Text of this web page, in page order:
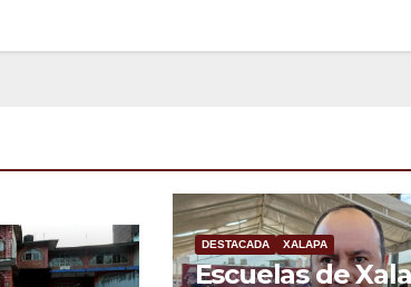
DESTACADA XALAPA
Escuelas de